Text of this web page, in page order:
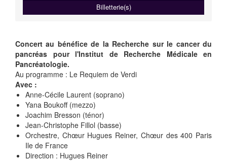
Billetterie(s)
Concert au bénéfice de la Recherche sur le cancer du
pancréas pour l'Institut de Recherche Médicale en
Pancréatologie.
Au programme : Le Requiem de Verdi
Avec :
Anne-Cécile Laurent (soprano)
Yana Boukoff (mezzo)
Joachim Bresson (ténor)
Jean-Christophe Fillol (basse)
Orchestre, Chœur Hugues Reiner, Chœur des 400 Paris
Ile de France
Direction : Hugues Reiner